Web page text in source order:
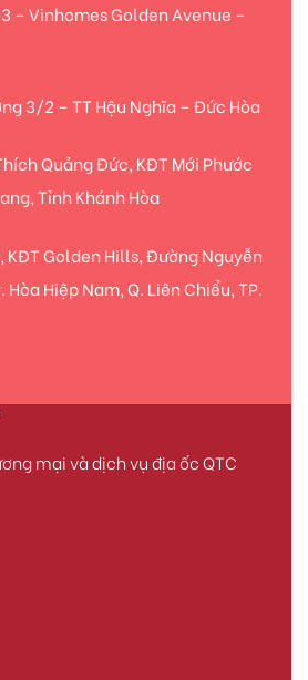
– Vinhomes Golden Avenue –
3/2 – TT Hậu Nghĩa – Đức Hòa
Quảng Đức, KĐT Mới Phước
Tỉnh Khánh Hòa
KĐT Golden Hills, Đường Nguyễn
Hòa Hiệp Nam, Q. Liên Chiểu, TP.
mại và dịch vụ địa ốc QTC